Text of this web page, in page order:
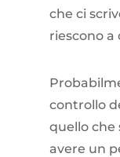
che ci
riescono a
controllo
quello che
avere un